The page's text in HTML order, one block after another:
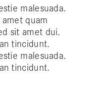
malesuada.
quam
sit amet dui.
tincidunt.
malesuada.
tincidunt.